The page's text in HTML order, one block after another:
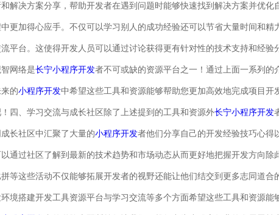
解决方案分享，帮助开发者在遇到问题时能够快速找到解决方案并优
更加得心应手。不仅可以学习别人的成功经验还可以节省大量时间和
平台。这使得开发人员可以通过讨论获得更有针对性的技术支持和经
网络是长宁小程序开发者不可或缺的资源平台之一！通过上面一系列的
的小程序开发中希望这些工具和资源能够帮助您更加高效地完成项目
四、学习交流与成长社区除了上述提到的工具和资源外长宁小程序开发
长社区中汇聚了大量的小程序开发者他们分享自己的开发经验技巧心得
通过社区了解到最新的技术趋势和市场动态从而更好地把握开发方向
等这些活动不仅能够拓展开发者的视野还能让他们结交到更多志同道合
境搭建开发工具资源平台与学习交流等多个方面希望这些工具和资源